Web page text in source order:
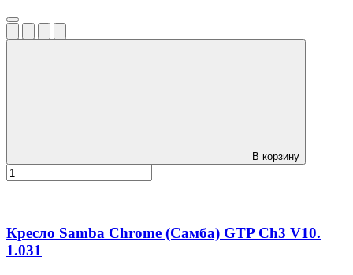
В корзину
Кресло Samba Chrome (Самба) GTP Ch3 V10.
1.031